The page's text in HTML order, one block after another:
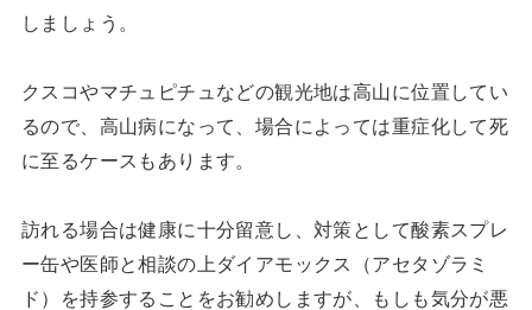
しましょう。
クスコやマチュピチュなどの観光地は高山に位置してい
るので、高山病になって、場合によっては重症化して死
に至るケースもあります。
訪れる場合は健康に十分留意し、対策として酸素スプレ
ー缶や医師と相談の上ダイアモックス（アセタゾラミ
ド）を持参することをお勧めしますが、もしも気分が悪